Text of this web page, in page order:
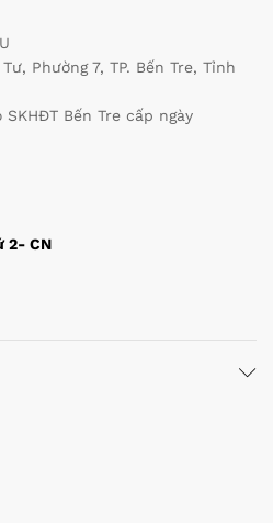
Phường 7, TP. Bến Tre, Tỉnh
SKHĐT Bến Tre cấp ngày
2- CN